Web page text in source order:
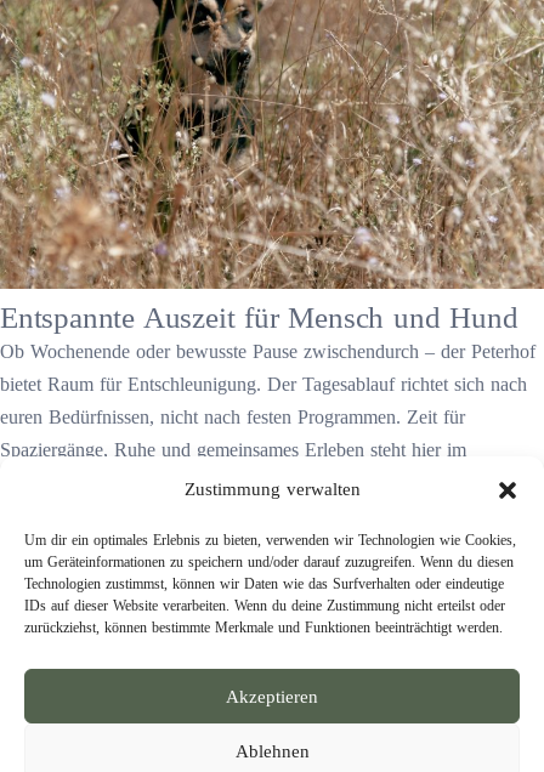
Zustimmung verwalten
Um dir ein optimales Erlebnis zu bieten, verwenden wir Technologien wie Cookies,
um Geräteinformationen zu speichern und/oder darauf zuzugreifen. Wenn du diesen
Technologien zustimmst, können wir Daten wie das Surfverhalten oder eindeutige
IDs auf dieser Website verarbeiten. Wenn du deine Zustimmung nicht erteilst oder
zurückziehst, können bestimmte Merkmale und Funktionen beeinträchtigt werden.
Akzeptieren
Ablehnen
Entspannte Auszeit für Mensch und Hund
Ob Wochenende oder bewusste Pause zwischendurch – der Peterhof
bietet Raum für Entschleunigung. Der Tagesablauf richtet sich nach
euren Bedürfnissen, nicht nach festen Programmen. Zeit für
Spaziergänge, Ruhe und gemeinsames Erleben steht hier im
Vordergrund und macht den Aufenthalt für Mensch und Hund
Wir bieten Dir einen Rückzugsort mit viel Ruhe
zur Entspannung. Nimm dir was du brauchst
Jetzt buchen
Adresse
Dorfstraße 23, 25569 Hodorf